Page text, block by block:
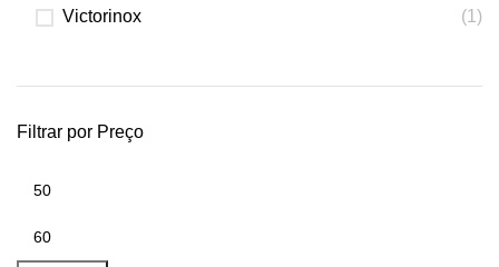
Victorinox (1)
Filtrar por Preço